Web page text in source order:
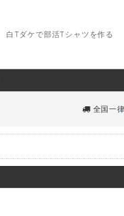
白Tダケで部活Tシャツを作る
全国一律